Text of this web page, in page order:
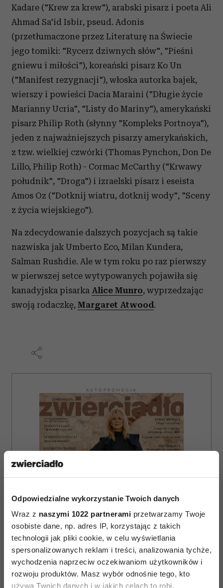
Odpowiedzialne wykorzystanie Twoich danych
Wraz z naszymi 1022 partnerami przetwarzamy Twoje
osobiste dane, np. adres IP, korzystając z takich
technologii jak pliki cookie, w celu wyświetlania
spersonalizowanych reklam i treści, analizowania tychże,
wychodzenia naprzeciw oczekiwaniom użytkowników i
rozwoju produktów. Masz wybór odnośnie tego, kto
używa Twoich danych i w jakich celach to robi.
Kadare ("Krew za krew"), arabski pisarz i poeta Ali
Ahmad Sa'id Isbir, pseud. Adonis
(przetłumaczone przez Literaturę na Świecie
jego tomiki: "Rycerz dziwnych słów", "Pieśni
gniewu i miłości"), koreański pisarz Ko Un
("Manifest rezygnacji"), włoska autorka bajek,
wierszy i powieści Dacia Maraini ("Długie życie
Marianny Ucria", "Listy do Mariny"), amerykański
pisarz Philip Roth (słynny "Kompleks Portnoya"),
jeden z najważniejszych pisarzy amerykańskich,
z tzw. wielkiej czwórki (Thomas Pynchon, Don De
Lillo, Philip Roth) - Cormac McCarthy ("Krwawy
południk", "Droga") i izraelski pisarz i eseista
Amos Oz ("Dotknij wiatru, dotknij wody", "Sceny
z życia wiejskiego").
Na zdecydowanie dalszych pozycjach są takie
nazwiska jak Umberto Eco, Milan Kundera,
Salman Rushdie. Ale w tym roku po raz pierwszy
w pierwszej setce wytypowanych pojawiła się
kanadyjska pisarka Alice Munro, wyprzedzając
swoją rodaczkę, Margaret Atwood.
AUTOPROMOCJA